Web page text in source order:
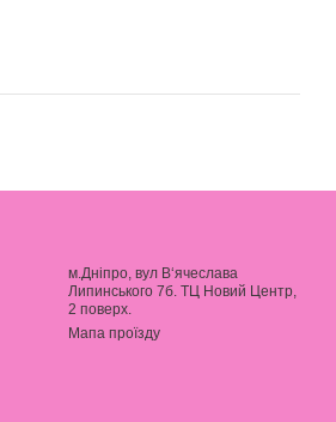
м.Дніпро, вул В‘ячеслава
Липинського 7б. ТЦ Новий Центр,
2 поверх.
Мапа проїзду